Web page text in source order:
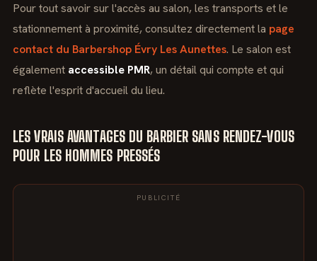
Pour tout savoir sur l'accès au salon, les transports et le
stationnement à proximité, consultez directement la page
contact du Barbershop Évry Les Aunettes. Le salon est
également accessible PMR, un détail qui compte et qui
reflète l'esprit d'accueil du lieu.
LES VRAIS AVANTAGES DU BARBIER SANS RENDEZ-VOUS
POUR LES HOMMES PRESSÉS
PUBLICITÉ